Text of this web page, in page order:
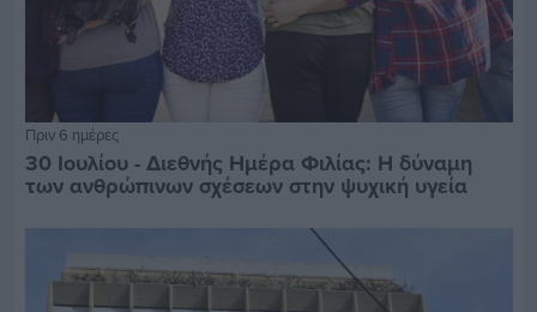
Πριν 6 ημέρες
30 Ιουλίου - Διεθνής Ημέρα Φιλίας: Η δύναμη
των ανθρώπινων σχέσεων στην ψυχική υγεία